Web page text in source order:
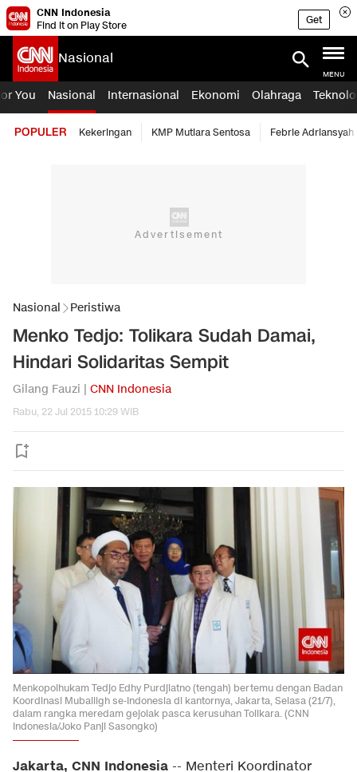
CNN Indonesia
Find it on Play Store
Get
Nasional
MENU
You Nasional Internasional Ekonomi Olahraga
POPULER Kekeringan KMP Mutiara Sentosa Febrie Adriansyah
Nasional Peristiwa
Menko Tedjo: Tolikara Sudah Damai,
Hindari Solidaritas Sempit
Gilang Fauzi | CNN Indonesia
Rabu, 22 Jul 2015 10:29 WIB
Menkopolhukam Tedjo Edhy Purdjiatno (tengah) bertemu dengan Badan
Koordinasi Muballigh se-Indonesia di kantornya, Jakarta, Selasa (21/7),
dalam rangka meredam gejolak pasca kerusuhan Tolikara. (CNN
Indonesia/Joko Panji Sasongko)
Jakarta, CNN Indonesia -- Menteri Koordinator